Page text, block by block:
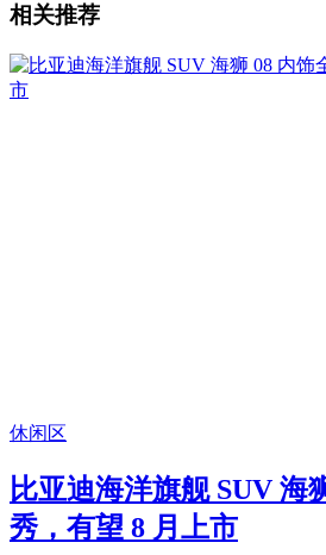
相关推荐
休闲区
比亚迪海洋旗舰 SUV 海
秀，有望 8 月上市